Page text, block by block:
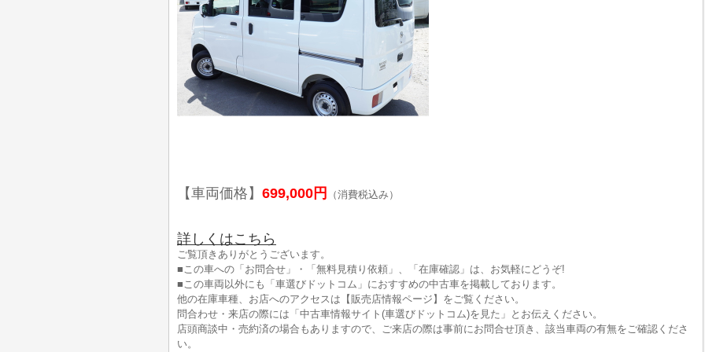
【車両価格】 699,000円 （消費税込み）
詳しくはこちら
ご覧頂きありがとうございます。
■この車への「お問合せ」・「無料見積り依頼」、「在庫確認」は、お気軽にどうぞ!
■この車両以外にも「車選びドットコム」におすすめの中古車を掲載しております。
他の在庫車種、お店へのアクセスは【販売店情報ページ】をご覧ください。
問合わせ・来店の際には「中古車情報サイト(車選びドットコム)を見た」とお伝えください。
店頭商談中・売約済の場合もありますので、ご来店の際は事前にお問合せ頂き、該当車両の有無をご確認くださ
い。